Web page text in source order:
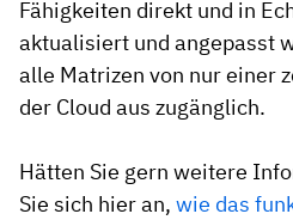
Fähigkeiten direkt und in
aktualisiert und angepasst
alle Matrizen von nur einer
der Cloud aus zugänglich.
Hätten Sie gern weitere
Sie sich hier an, wie das